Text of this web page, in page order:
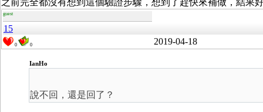
之前完全都沒有想到這個驗證步驟，想到了趕快來補做，結果
guest
15
0 0 2019-04-18
IanHo
說不回，還是回了？